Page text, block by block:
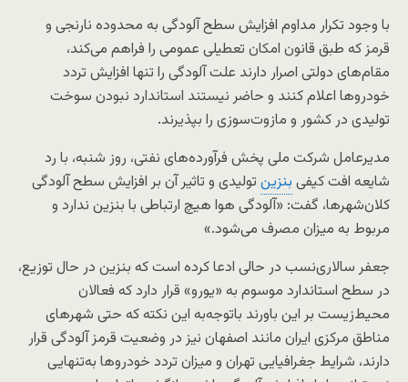
با وجود تکرار مداوم افزایش سطح آلودگی به محدوده نارنجی و‌
قرمز که طبق قانون امکان تعطیلی عمومی را فراهم می‌کند،
مقام‌های دولتی اصرار دارند علت آلودگی را تنها افزایش تردد
خودروها اعلام کنند و حاضر نیستند استاندارد نبودن سوخت
تولیدی در کشور و مازوت‌سوزی را بپذیرند.
مدیرعامل شرکت ملی پخش فرآورده‌های نفتی، روز شنبه، با رد
شایعه افت کیفی بنزین تولیدی و تاثیر آن بر افزایش سطح آلودگی
کلان‌شهرها، گفت: «آلودگی هوا هیچ ارتباطی با بنزین ندارد و
مربوط به میزان مصرف می‌شود.»
جعفر سالاری‌نسب در حالی ادعا کرده است که بنزین در حال توزیع،
در سطح استاندارد موسوم به «یورو» قرار دارد که فعالان
محیط‌زیست بر این باورند باتوجه‌به این نکته که حتی شهرهای
مناطق مرکزی ایران مانند اصفهان نیز در وضعیت قرمز آلودگی قرار
دارند، شرایط جغرافیایی تهران و میزان تردد خودروها به‌تنهایی